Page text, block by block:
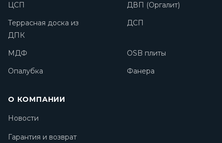
ЦСП
ДВП (Оргалит)
Террасная доска из
ДПК
ДСП
МДФ
OSB плиты
Опалубка
Фанера
О КОМПАНИИ
Новости
Гарантия и возврат